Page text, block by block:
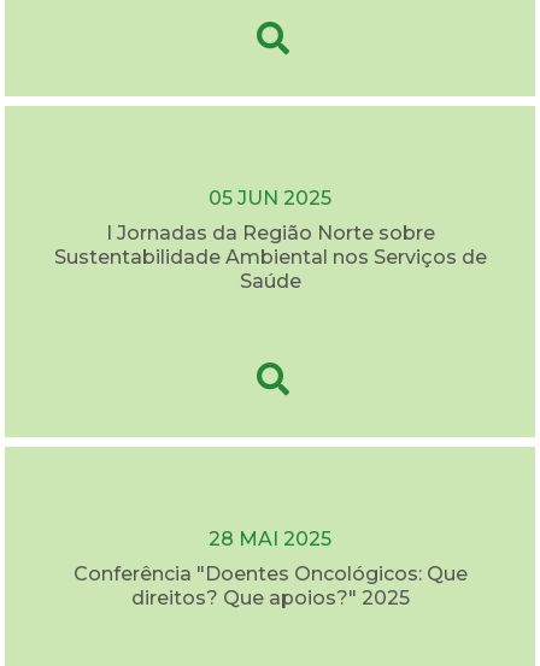
05 JUN 2025
I Jornadas da Região Norte sobre
Sustentabilidade Ambiental nos Serviços de
Saúde
28 MAI 2025
Conferência "Doentes Oncológicos: Que
direitos? Que apoios?" 2025